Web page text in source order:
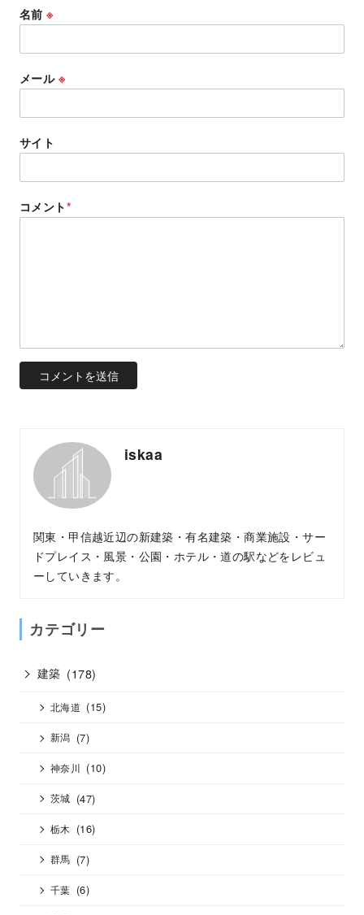
名前※
メール ※
サイト
コメント*
iskaa
関東・甲信越近辺の新建築・有名建築・商業施設・サー
ドプレイス・風景・公園・ホテル・道の駅などをレビュ
ーしていきます。
カテゴリー
建築 (178)
北海道 (15)
新潟 (7)
神奈川 (10)
茨城 (47)
栃木 (16)
群馬 (7)
千葉 (6)